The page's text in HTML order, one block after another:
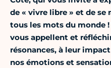
de « vivre libre » et de
tous les mots du monde
vous appellent et
résonances, à leur
nos émotions et